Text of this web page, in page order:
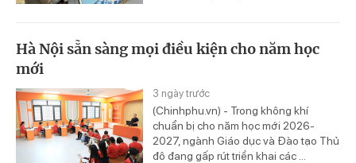
Hà Nội sẵn sàng mọi điều kiện cho năm học
mới
3 ngày trước
(Chinhphu.vn) - Trong không khí
chuẩn bị cho năm học mới 2026-
2027, ngành Giáo dục và Đào tạo Thủ
đô đang gấp rút triển khai các ...